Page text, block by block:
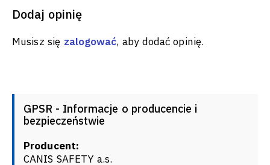
Dodaj opinię
Musisz się zalogować, aby dodać opinię.
GPSR - Informacje o producencie i
bezpieczeństwie
Producent:
CANIS SAFETY a.s.